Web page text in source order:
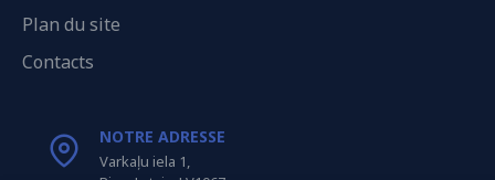
Plan du site
Contacts
NOTRE ADRESSE
Varkaļu iela 1,